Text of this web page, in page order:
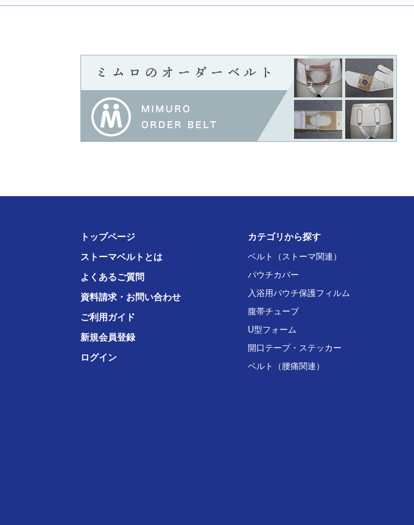
トップページ
ストーマベルトとは
よくあるご質問
資料請求・お問い合わせ
ご利用ガイド
新規会員登録
ログイン
カテゴリから探す
ベルト（ストーマ関連）
パウチカバー
入浴用パウチ保護フィルム
腹帯チューブ
U型フォーム
開口テープ・ステッカー
ベルト（腰痛関連）